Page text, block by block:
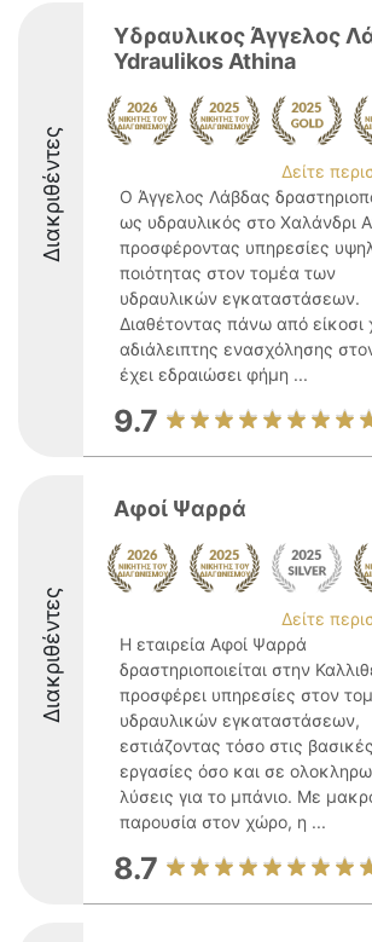
Διακριθέντες
Υδραυλικος Άγγελος
Ydraulikos Athina
Δείτε
Ο Άγγελος Λάβδας
ως υδραυλικός στο Χαλάνδρι
προσφέροντας υπηρεσίες
ποιότητας στον τομέα των
υδραυλικών εγκαταστάσεων.
Διαθέτοντας πάνω από είκοσι
αδιάλειπτης ενασχόλησης
έχει εδραιώσει φήμη ...
9.7
Διακριθέντες
Αφοί Ψαρρά
Δείτε
Η εταιρεία Αφοί Ψαρρά
δραστηριοποιείται στην
προσφέρει υπηρεσίες στον
υδραυλικών εγκαταστάσεων,
εστιάζοντας τόσο στις βασικές
εργασίες όσο και σε
λύσεις για το μπάνιο. Με
παρουσία στον χώρο, η ...
8.7